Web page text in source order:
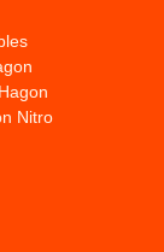
Nitro